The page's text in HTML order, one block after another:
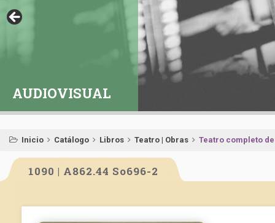
AUDIOVISUAL
Inicio Catálogo Libros Teatro | Obras Teatro completo
1090 | A862.44 So696-2